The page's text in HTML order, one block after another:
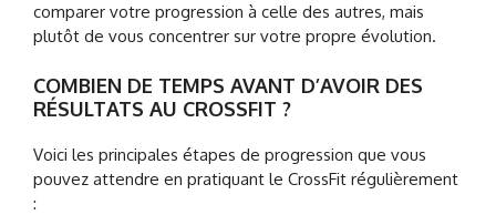
comparer votre progression à celle des autres, mais
plutôt de vous concentrer sur votre propre évolution.
COMBIEN DE TEMPS AVANT D’AVOIR DES
RÉSULTATS AU CROSSFIT ?
Voici les principales étapes de progression que vous
pouvez attendre en pratiquant le CrossFit régulièrement
: